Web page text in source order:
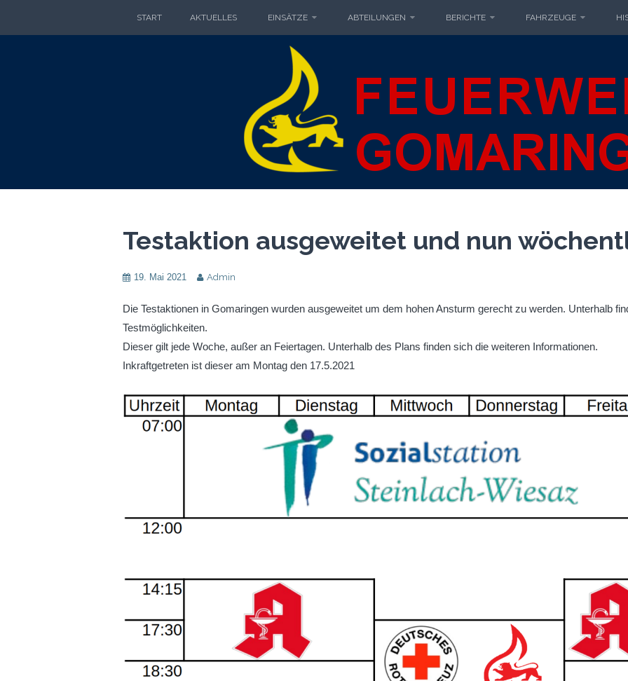
START AKTUELLES EINSÄTZE ABTEILUNGEN BERICHTE FAHRZEUGE
FREIWILLIGE
FREIWILLIGE FEUERWEHR GOMARINGEN
Testaktion ausgeweitet und nun
19. Mai 2021 Admin
Die Testaktionen in Gomaringen wurden ausgeweitet um dem hohen Ansturm gerecht zu werden. Unterhalb
Testmöglichkeiten.
Dieser gilt jede Woche, außer an Feiertagen. Unterhalb des Plans finden sich die weiteren Informationen.
Inkraftgetreten ist dieser am Montag den 17.5.2021